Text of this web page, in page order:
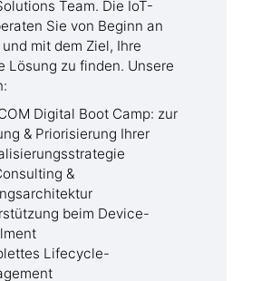
Team. Die IoT-
Sie von Beginn an
mit dem Ziel, Ihre
Lösung zu finden. Unsere
Digital Boot Camp: zur
& Priorisierung Ihrer
&
beim Device-
Lifecycle-